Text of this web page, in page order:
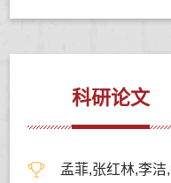
科研论文
孟菲,张红林,李